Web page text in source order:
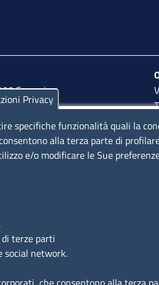
Sassari
2638810
mercoledì pomeriggio:
Privacy
specifiche funzionalità quali la
alla terza parte di
e/o modificare le Sue
terze parti
social network.